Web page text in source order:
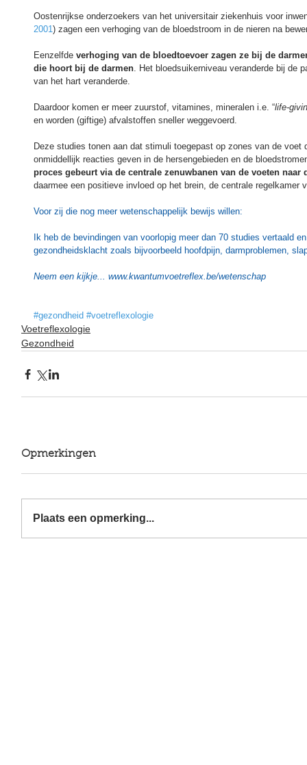
Oostenrijkse onderzoekers van het universitair ziekenhuis voor
2001) zagen een verhoging van de bloedstroom in de nieren na
Eenzelfde verhoging van de bloedtoevoer zagen ze bij de
die hoort bij de darmen. Het bloedsuikerniveau veranderde bij de
van het hart veranderde.
Daardoor komen er meer zuurstof, vitamines, mineralen i.e. “life-
en worden (giftige) afvalstoffen sneller weggevoerd.
Deze studies tonen aan dat stimuli toegepast op zones van de voet
onmiddellijk reacties geven in de hersengebieden en de
proces gebeurt via de centrale zenuwbanen van de voeten naar
daarmee een positieve invloed op het brein, de centrale regelkamer
Voor zij die nog meer wetenschappelijk bewijs willen:
Ik heb de bevindingen van voorlopig meer dan 70 studies vertaald
gezondheidsklacht zoals bijvoorbeeld hoofdpijn, darmproblemen,
Neem een kijkje... www.kwantumvoetreflex.be/wetenschap
#gezondheid #voetreflexologie
Voetreflexologie
Gezondheid
Opmerkingen
Plaats een opmerking...